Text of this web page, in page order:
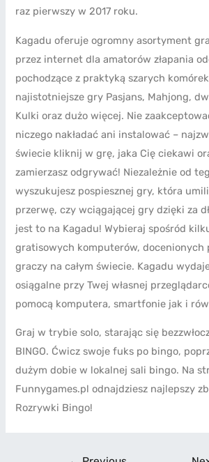
raz pierwszy w 2017 roku.
Kagadu oferuje ogromny asortyment
przez internet dla amatorów złapania
pochodzące z praktyką szarych
najistotniejsze gry Pasjans, Mahjong,
Kulki oraz dużo więcej. Nie
niczego nakładać ani instalować –
świecie kliknij w grę, jaka Cię ciekawi
zamierzasz odgrywać! Niezależnie od
wyszukujesz pospiesznej gry, która
przerwę, czy wciągającej gry dzięki za
jest to na Kagadu! Wybieraj spośród
gratisowych komputerów, docenionych
graczy na całym świecie. Kagadu
osiągalne przy Twej własnej
pomocą komputera, smartfonie jak i
Graj w trybie solo, starając się
BINGO. Ćwicz swoje fuks po bingo,
dużym dobie w lokalnej sali bingo. Na
Funnygames.pl odnajdziesz najlepszy
Rozrywki Bingo!